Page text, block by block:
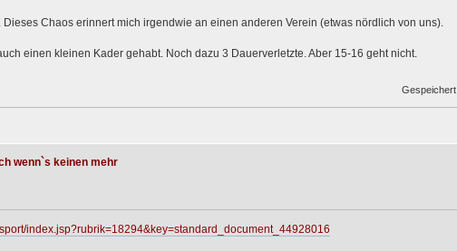
Chaos erinnert mich irgendwie an einen anderen Verein (etwas nördlich von uns).
einen kleinen Kader gehabt. Noch dazu 3 Dauerverletzte. Aber 15-16 geht nicht.
Gespeichert
wenn`s keinen mehr
index.jsp?rubrik=18294&key=standard_document_44928016